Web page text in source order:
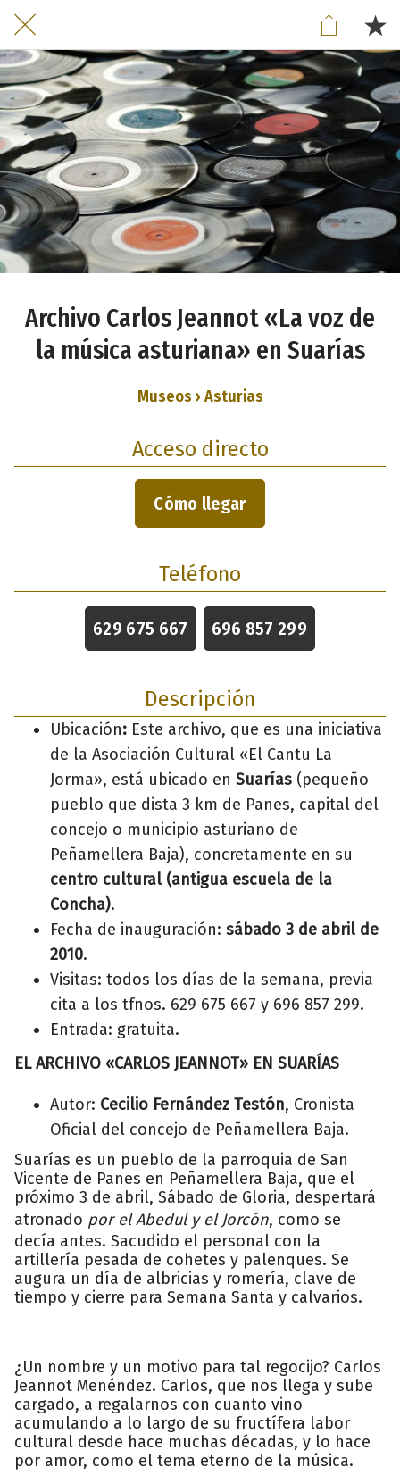
Archivo Carlos Jeannot «La voz de
la música asturiana» en Suarías
Museos › Asturias
Acceso directo
Cómo llegar
Teléfono
629 675 667 696 857 299
Descripción
Ubicación: Este archivo, que es una iniciativa
de la Asociación Cultural «El Cantu La
Jorma», está ubicado en Suarías (pequeño
pueblo que dista 3 km de Panes, capital del
concejo o municipio asturiano de
Peñamellera Baja), concretamente en su
centro cultural (antigua escuela de la
Concha).
Fecha de inauguración: sábado 3 de abril de
2010.
Visitas: todos los días de la semana, previa
cita a los tfnos. 629 675 667 y 696 857 299.
Entrada: gratuita.
EL ARCHIVO «CARLOS JEANNOT» EN SUARÍAS
Autor: Cecilio Fernández Testón, Cronista
Oficial del concejo de Peñamellera Baja.
Suarías es un pueblo de la parroquia de San
Vicente de Panes en Peñamellera Baja, que el
próximo 3 de abril, Sábado de Gloria, despertará
atronado por el Abedul y el Jorcón, como se
decía antes. Sacudido el personal con la
artillería pesada de cohetes y palenques. Se
augura un día de albricias y romería, clave de
tiempo y cierre para Semana Santa y calvarios.
¿Un nombre y un motivo para tal regocijo? Carlos
Jeannot Menéndez. Carlos, que nos llega y sube
cargado, a regalarnos con cuanto vino
acumulando a lo largo de su fructífera labor
cultural desde hace muchas décadas, y lo hace
por amor, como el tema eterno de la música.